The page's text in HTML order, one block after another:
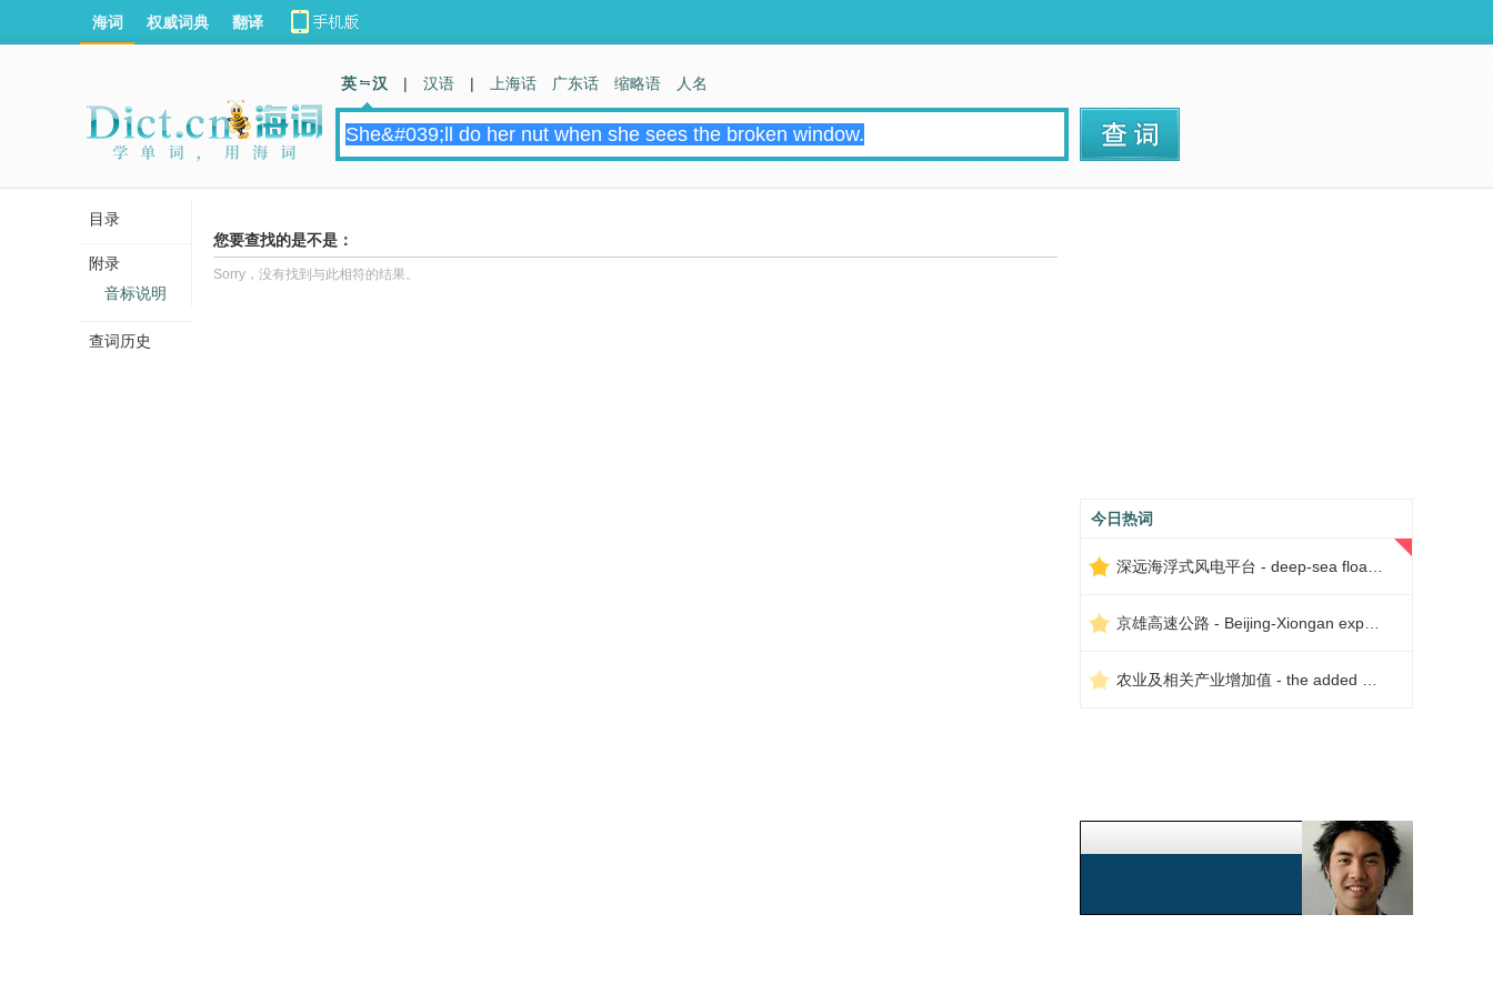
您要查找的是不是：
Sorry，没有找到与此相符的结果。
今日热词
海词 权威词典 翻译
英 汉 | 汉语 | 上海话 广东话 缩略语 人名
目录
附录
音标说明
查词历史